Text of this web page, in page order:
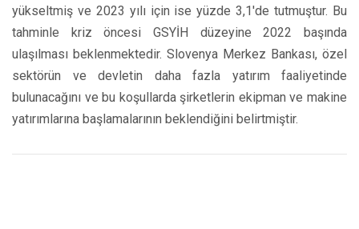
yükseltmiş ve 2023 yılı için ise yüzde 3,1'de tutmuştur. Bu
tahminle kriz öncesi GSYİH düzeyine 2022 başında
ulaşılması beklenmektedir. Slovenya Merkez Bankası, özel
sektörün ve devletin daha fazla yatırım faaliyetinde
bulunacağını ve bu koşullarda şirketlerin ekipman ve makine
yatırımlarına başlamalarının beklendiğini belirtmiştir.